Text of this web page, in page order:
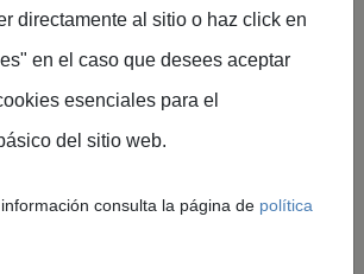
en O&M:
es
directamente al sitio o haz click en
en el caso que desees aceptar
esenciales para el
del sitio web.
consulta la página de política